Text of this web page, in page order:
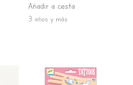
Añadir a cesta
3 años y más